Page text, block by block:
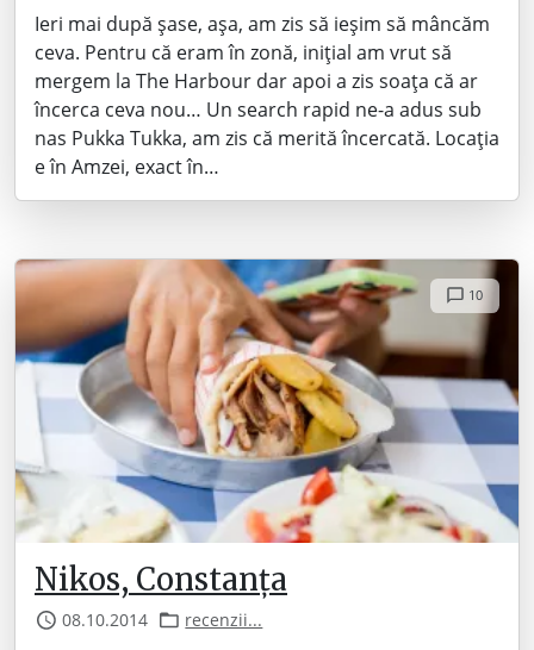
Ieri mai după șase, așa, am zis să ieșim să mâncăm
ceva. Pentru că eram în zonă, inițial am vrut să
mergem la The Harbour dar apoi a zis soața că ar
încerca ceva nou… Un search rapid ne-a adus sub
nas Pukka Tukka, am zis că merită încercată. Locația
e în Amzei, exact în…
10
Nikos, Constanța
08.10.2014 recenzii...